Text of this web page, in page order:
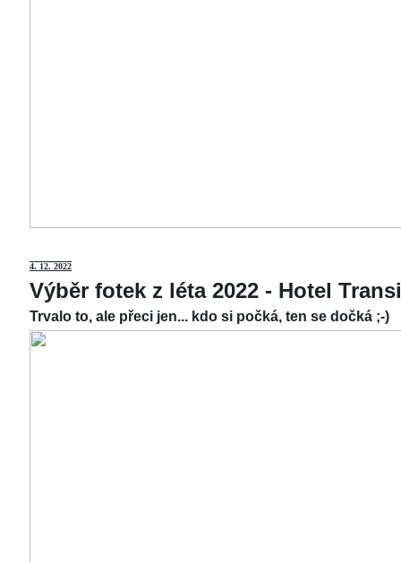
4. 12. 2022
Výběr fotek z léta 2022 - Hotel
Trvalo to, ale přeci jen... kdo si počká, ten se dočká ;-)